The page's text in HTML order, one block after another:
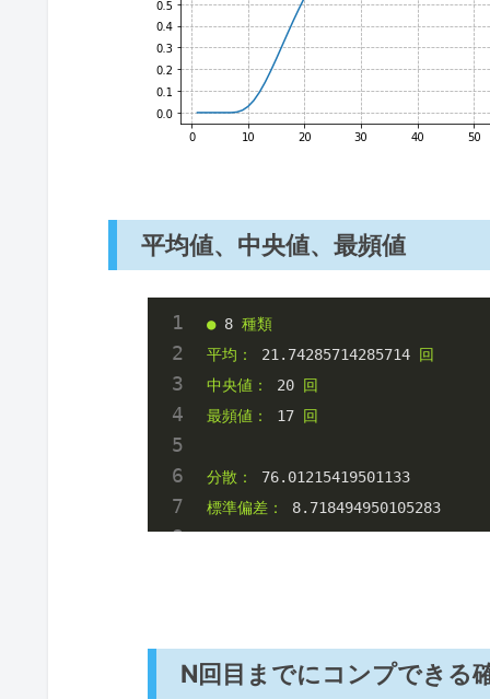
平均値、中央値、最頻値
● 8 種類
平均：
21.74285714285714
回
中央値：
20
回
最頻値：
17 回
分散：
76.01215419501133
標準偏差：
8.718494950105283
N回目までにコンプできる